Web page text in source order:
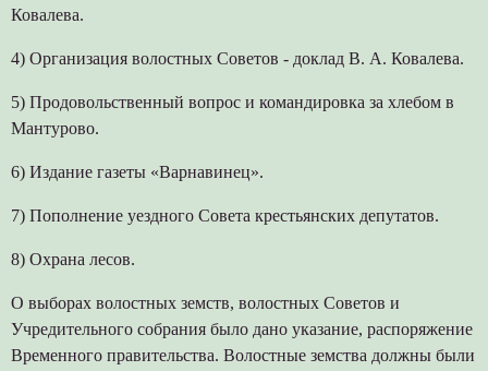
Ковалева.
4) Организация волостных Советов - доклад В. А. Ковалева.
5) Продовольственный вопрос и командировка за хлебом в
Мантурово.
6) Издание газеты «Варнавинец».
7) Пополнение уездного Совета крестьянских депутатов.
8) Охрана лесов.
О выборах волостных земств, волостных Советов и
Учредительного собрания было дано указание, распоряжение
Временного правительства. Волостные земства должны были